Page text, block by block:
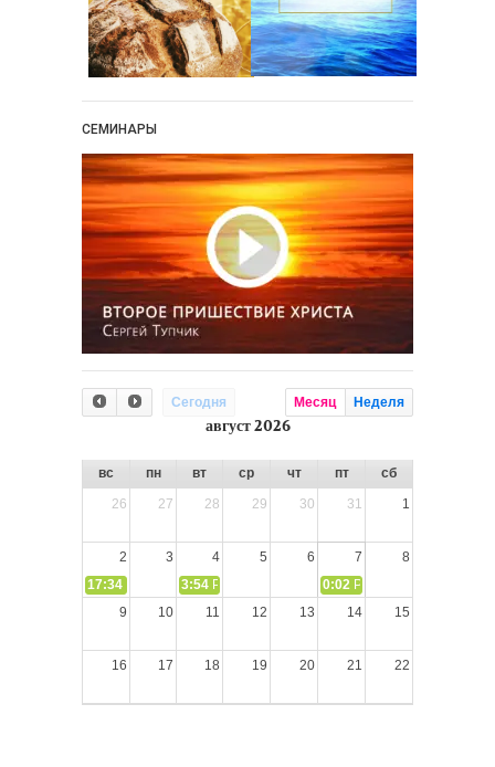
СЕМИНАРЫ
Сегодня Месяц Неделя
август 2026
вс пн вт ср чт пт
сб
26
27 28 29 30 31 1
2 3 4 5 6 7
8
17:34
СЛОВО из СЛОВА – «Ищите Господа, призывайте Его»
3:54 РАЗМЫШЛЕНИЕ: Дух Святой не угашайте!
0:02 РАЗМЫШЛЕНИЯ: Дух
9
10 11 12 13 14 15
16 17 18 19 20 21 22